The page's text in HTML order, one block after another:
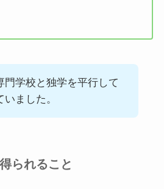
門学校と独学を平行して
ました。
られること